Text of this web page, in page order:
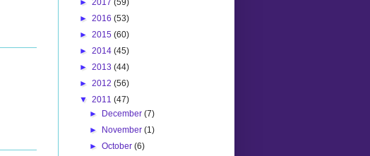
► 2016 (53)
► 2015 (60)
► 2014 (45)
► 2013 (44)
► 2012 (56)
▼ 2011 (47)
► December(7)
► November(1)
►October(6)